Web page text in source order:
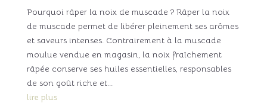
Pourquoi râper la noix de muscade ? Râper la noix
de muscade permet de libérer pleinement ses arômes
et saveurs intenses. Contrairement à la muscade
moulue vendue en magasin, la noix fraîchement
râpée conserve ses huiles essentielles, responsables
de son goût riche et...
lire plus